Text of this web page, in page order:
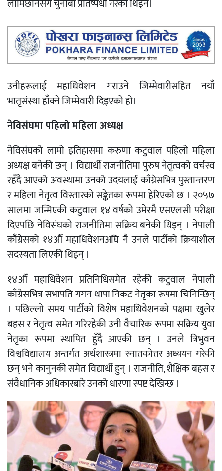
लामिछानेसंग चुनाबी प्रतिष्पर्धा गरेकी थिईन।
उनीहरूलाई महाधिवेशन गराउने जिम्मेवारीसहित नयाँ
भातृसंस्था हाँक्ने जिम्मेवारी दिइएको हो।
नेविसंघमा पहिलो महिला अध्यक्ष
नेविसंघको लामो इतिहासमा करुणा कटुवाल पहिलो महिला
अध्यक्ष बनेकी छन् । विद्यार्थी राजनीतिमा पुरुष नेतृत्वको वर्चस्व
रहँदै आएको अवस्थामा उनको उदयलाई काँग्रेसभित्र पुस्तान्तरण
र महिला नेतृत्व विस्तारको सङ्केतका रूपमा हेरिएको छ । २०५७
सालमा जन्मिएकी कटुवाल १४ वर्षको उमेरमै एसएलसी परीक्षा
दिएपछि नेविसंघको राजनीतिमा सक्रिय बनेकी थिइन् । नेपाली
काँग्रेसको १४औँ महाधिवेशनअघि नै उनले पार्टीको क्रियाशील
सदस्यता लिएकी थिइन् ।
१४औँ महाधिवेशन प्रतिनिधिसमेत रहेकी कटुवाल नेपाली
काँग्रेसभित्र सभापति गगन थापा निकट नेतृका रूपमा चिनिन्छिन्
। पछिल्लो समय पार्टीको विशेष महाधिवेशनको पक्षमा खुलेर
बहस र नेतृत्व समेत गरिरहेकी उनी वैचारिक रूपमा सक्रिय युवा
नेतृका रूपमा स्थापित हुँदै आएकी छन् । उनले त्रिभुवन
विश्वविद्यालय अन्तर्गत अर्थशास्त्रमा स्नातकोत्तर अध्ययन गरेकी
छन् भने कानुनकी समेत विद्यार्थी हुन् । राजनीति, शैक्षिक बहस र
संवैधानिक अधिकारबारे उनको धारणा स्पष्ट देखिन्छ ।